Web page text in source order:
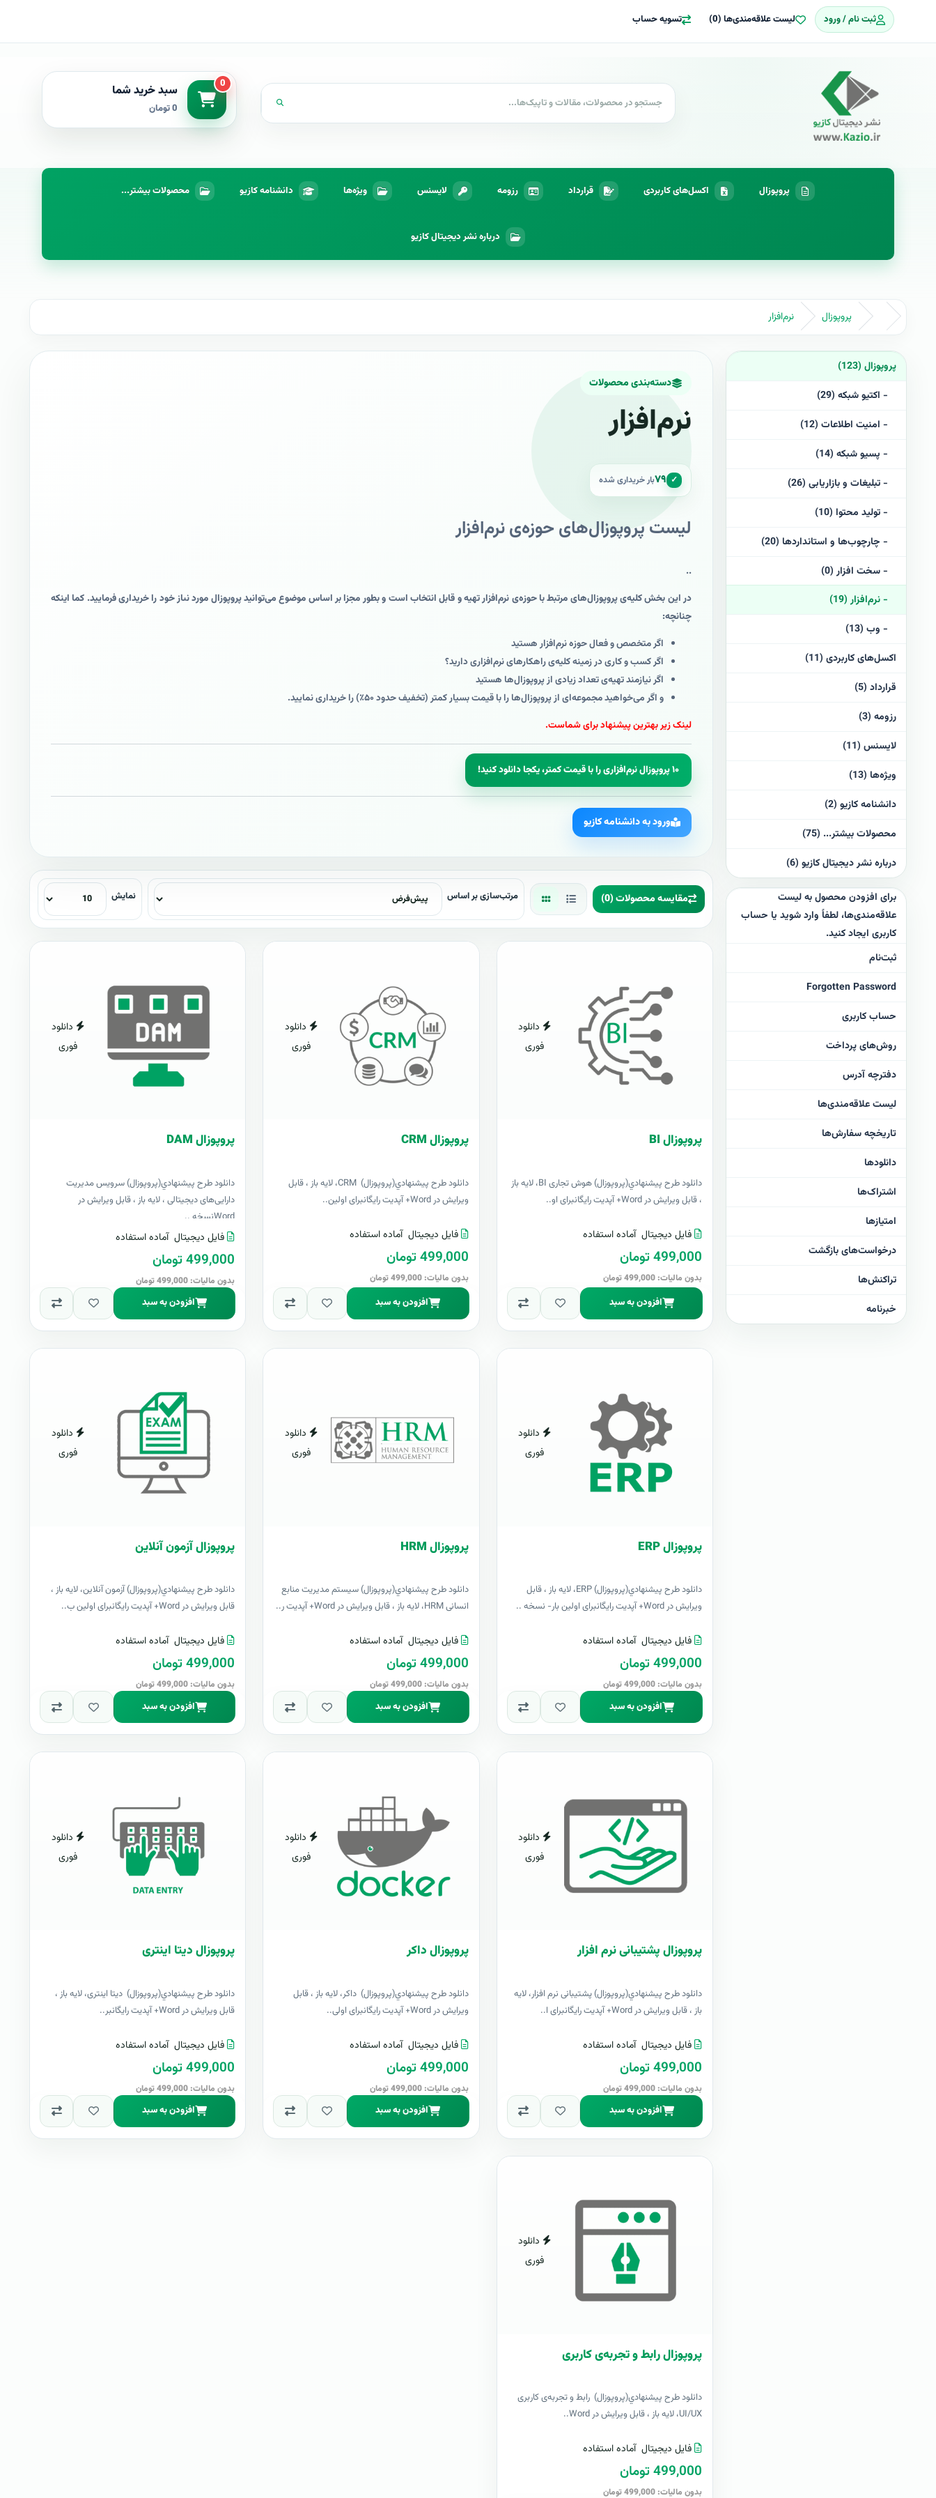
ثبت نام / ورود لیست علاقه‌مندی‌ها (0) تسویه حساب
0 سبد خرید شما
0 تومان
پروپوزال اکسل‌های کاربردی قرارداد رزومه لایسنس ویژه‌ها دانشنامه کازیو محصولات بیشتر...
درباره نشر دیجیتال کازیو
پروپوزال نرم‌افزار
دسته‌بندی محصولات
نرم‌افزار
✓ ۷۹بار خریداری شده
لیست پروپوزال‌های حوزه‌ی نرم‌افزار
..
در این بخش کلیه‌ی پروپوزال‌های مرتبط با حوزه‌ی نرم‌افزار تهیه و قابل انتخاب است و بطور مجزا بر اساس موضوع می‌توانید پروپوزال مورد نىاز خود را خریداری فرمایید. کما اینکه
چنانچه:
اگر متخصص و فعال حوزه نرم‌افزار هستید
اگر کسب و کاری در زمینه کلیه‌ی راهکارهای نرم‌افزاری دارید؟
اگر نیازمند تهیه‌ی تعداد زیادی از پروپوزال‌ها هستید
و اگر می‌خواهید مجموعه‌ای از پروپوزال‌ها را با قیمت بسیار کمتر (تخفیف حدود ۵۰٪) را خریداری نمایید.
لینک زیر بهترین پیشنهاد برای شماست.
۱۰ پروپوزال نرم‌افزاری را با قیمت کمتر، یکجا دانلود کنید!
ورود به دانشنامه کازیو
مقایسه محصولات (0) مرتب‌سازی بر اساس نمایش
دانلود
فوری
پروپوزال BI
دانلود طرح پيشنهادي(پروپوزال) هوش تجاری BI، لایه باز
، قابل ویرایش در Word+ آپدیت رایگانبرای او..
فایل دیجیتال آماده استفاده
499,000 تومان
بدون مالیات: 499,000 تومان
افزودن به سبد
دانلود
فوری
پروپوزال CRM
دانلود طرح پيشنهادي(پروپوزال) CRM، لایه باز ، قابل
ویرایش در Word+ آپدیت رایگانبرای اولین..
فایل دیجیتال آماده استفاده
499,000 تومان
بدون مالیات: 499,000 تومان
افزودن به سبد
دانلود
فوری
پروپوزال DAM
دانلود طرح پيشنهادي(پروپوزال) سرویس مدیریت
دارایی‌های دیجیتالی ، لایه باز ، قابل ویرایش در
Wordنسخه ..
فایل دیجیتال آماده استفاده
499,000 تومان
بدون مالیات: 499,000 تومان
افزودن به سبد
دانلود
فوری
پروپوزال ERP
دانلود طرح پيشنهادي(پروپوزال) ERP، لایه باز ، قابل
ویرایش در Word+ آپدیت رایگانبرای اولین بار- نسخه ..
فایل دیجیتال آماده استفاده
499,000 تومان
بدون مالیات: 499,000 تومان
افزودن به سبد
دانلود
فوری
پروپوزال HRM
دانلود طرح پيشنهادي(پروپوزال) سیستم مدیریت منابع
انسانی HRM، لایه باز ، قابل ویرایش در Word+ آپدیت ر..
فایل دیجیتال آماده استفاده
499,000 تومان
بدون مالیات: 499,000 تومان
افزودن به سبد
دانلود
فوری
پروپوزال آزمون آنلاین
دانلود طرح پيشنهادي(پروپوزال) آزمون آنلاین، لایه باز ،
قابل ویرایش در Word+ آپدیت رایگانبرای اولین ب..
فایل دیجیتال آماده استفاده
499,000 تومان
بدون مالیات: 499,000 تومان
افزودن به سبد
دانلود
فوری
پروپوزال پشتیبانی نرم افزار
دانلود طرح پيشنهادي(پروپوزال) پشتیبانی نرم افزار، لایه
باز ، قابل ویرایش در Word+ آپدیت رایگانبرای ا..
فایل دیجیتال آماده استفاده
499,000 تومان
بدون مالیات: 499,000 تومان
افزودن به سبد
دانلود
فوری
پروپوزال داکر
دانلود طرح پيشنهادي(پروپوزال) داکر، لایه باز ، قابل
ویرایش در Word+ آپدیت رایگانبرای اولی..
فایل دیجیتال آماده استفاده
499,000 تومان
بدون مالیات: 499,000 تومان
افزودن به سبد
دانلود
فوری
پروپوزال دیتا اینتری
دانلود طرح پيشنهادي(پروپوزال) دیتا اینتری، لایه باز ،
قابل ویرایش در Word+ آپدیت رایگانبر..
فایل دیجیتال آماده استفاده
499,000 تومان
بدون مالیات: 499,000 تومان
افزودن به سبد
دانلود
فوری
پروپوزال رابط و تجربه‌ی کاربری
دانلود طرح پيشنهادي(پروپوزال) رابط و تجربه‌ی کاربری
UI/UX، لایه باز ، قابل ویرایش در Word..
فایل دیجیتال آماده استفاده
499,000 تومان
بدون مالیات: 499,000 تومان
پروپوزال (123)
- اکتیو شبکه (29)
- امنیت اطلاعات (12)
- پسیو شبکه (14)
- تبلیغات و بازاریابی (26)
- تولید محتوا (10)
- چارچوب‌ها و استانداردها (20)
- سخت افزار (0)
- نرم‌افزار (19)
- وب (13)
اکسل‌های کاربردی (11)
قرارداد (5)
رزومه (3)
لایسنس (11)
ویژه‌ها (13)
دانشنامه کازیو (2)
محصولات بیشتر... (75)
درباره نشر دیجیتال کازیو (6)
برای افزودن محصول به لیست
علاقه‌مندی‌ها، لطفاً وارد شوید یا حساب
کاربری ایجاد کنید.
ثبت‌نام
Forgotten Password
حساب کاربری
روش‌های پرداخت
دفترچه آدرس
لیست علاقه‌مندی‌ها
تاریخچه سفارش‌ها
دانلودها
اشتراک‌ها
امتیازها
درخواست‌های بازگشت
تراکنش‌ها
خبرنامه